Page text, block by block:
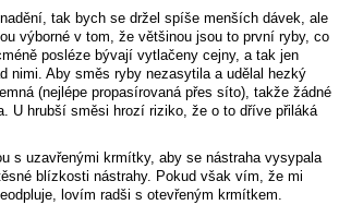
tak bych se držel spíše menších dávek, ale
výborné v tom, že většinou jsou to první ryby, co
posléze bývají vytlačeny cejny, a tak jen
nimi. Aby směs ryby nezasytila a udělal hezký
(nejlépe propasírovaná přes síto), takže žádné
U hrubší směsi hrozí riziko, že o to dříve přiláká
s uzavřenými krmítky, aby se nástraha vysypala
blízkosti nástrahy. Pokud však vím, že mi
lovím radši s otevřeným krmítkem.